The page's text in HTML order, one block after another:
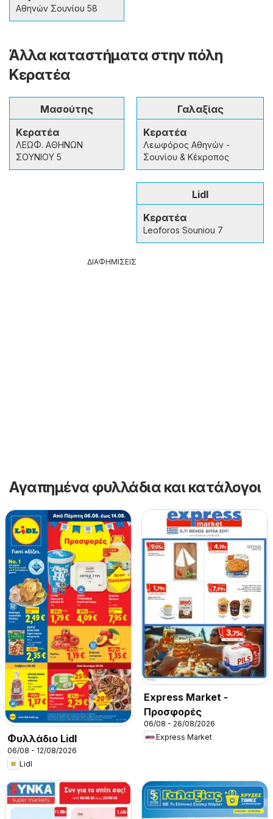
Αθηνών Σουνίου 58
Άλλα καταστήματα στην πόλη
Κερατέα
Μασούτης
Κερατέα
ΛΕΩΦ. ΑΘΗΝΩΝ
ΣΟΥΝΙΟΥ 5
Γαλαξίας
Κερατέα
Λεωφόρος Αθηνών -
Σουνίου & Κέκροπος
Lidl
Κερατέα
Leoforos Souniou 7
ΔΙΑΦΗΜΙΣΕΙΣ
Αγαπημένα φυλλάδια και κατάλογοι
Φυλλάδιο Lidl
06/08 - 12/08/2026
Lidl
Express Market -
Προσφορές
06/08 - 26/08/2026
Express Market